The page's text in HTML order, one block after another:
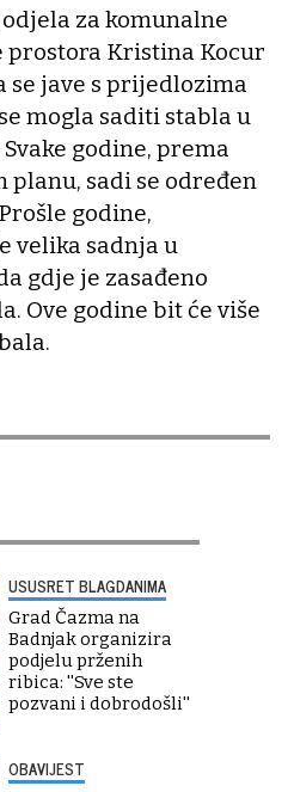
za komunalne
Kristina Kocur
se jave s prijedlozima
mogla saditi stabla u
godine, prema
sadi se određen
godine,
velika sadnja u
gdje je zasađeno
Ove godine bit će više
USUSRET BLAGDANIMA
Grad Čazma na
Badnjak organizira
podjelu prženih
ribica: ''Sve ste
pozvani i dobrodošli''
OBAVIJEST